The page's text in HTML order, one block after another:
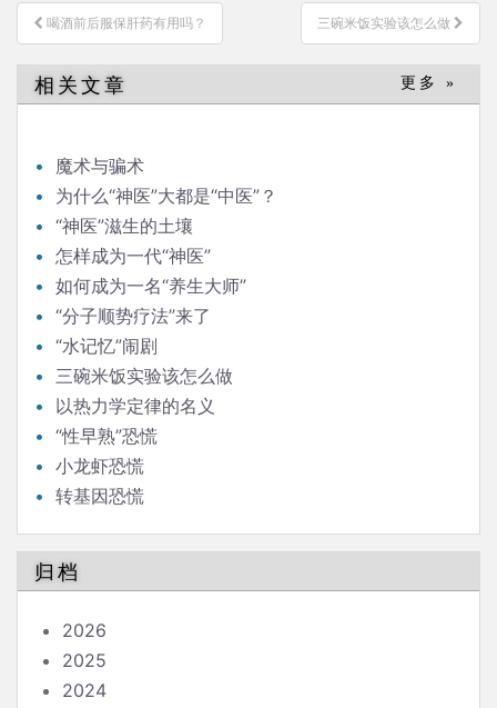
文
章
导
航
喝酒前后服保肝药有用吗？ 三碗米饭实验该怎么做
相关文章 更多 »
魔术与骗术
为什么“神医”大都是“中医”？
“神医”滋生的土壤
怎样成为一代“神医”
如何成为一名“养生大师”
“分子顺势疗法”来了
“水记忆”闹剧
三碗米饭实验该怎么做
以热力学定律的名义
“性早熟”恐慌
小龙虾恐慌
转基因恐慌
归档
2026
2025
2024